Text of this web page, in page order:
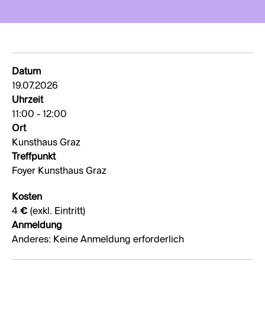
Datum
19.07.2026
Uhrzeit
11:00 - 12:00
Ort
Kunsthaus Graz
Treffpunkt
Foyer Kunsthaus Graz
Kosten
4 € (exkl. Eintritt)
Anmeldung
Anderes: Keine Anmeldung erforderlich